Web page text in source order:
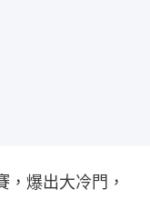
爆出大冷門，